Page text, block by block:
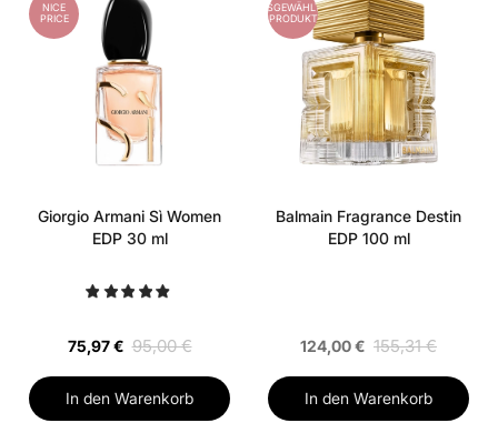
NICE
PRICE
Giorgio Armani Sì Women
EDP 30 ml
75,97 € 95,00 €
In den Warenkorb
AUSGEWÄHLTES
PRODUKT
Balmain Fragrance Destin
EDP 100 ml
124,00 € 155,31 €
In den Warenkorb